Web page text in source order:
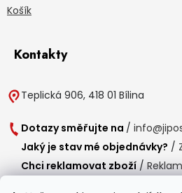
Košík
Kontakty
Teplická 906, 418 01 Bílina
Dotazy směřujte na /
Jaký je stav mé objednávky? /
Chci reklamovat zboží /